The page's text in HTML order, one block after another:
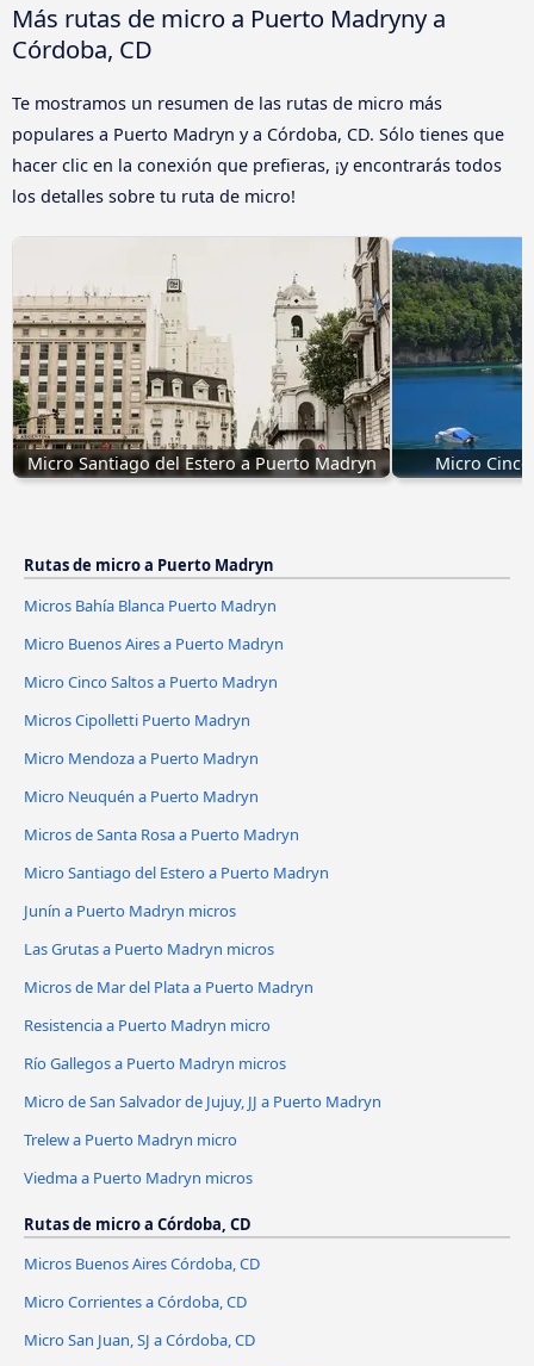
Más rutas de micro a Puerto Madryny a
Córdoba, CD
Te mostramos un resumen de las rutas de micro más
populares a Puerto Madryn y a Córdoba, CD. Sólo tienes que
hacer clic en la conexión que prefieras, ¡y encontrarás todos
los detalles sobre tu ruta de micro!
Micro Santiago del Estero a Puerto Madryn Micro
Rutas de micro a Puerto Madryn
Micros Bahía Blanca Puerto Madryn
Micro Buenos Aires a Puerto Madryn
Micro Cinco Saltos a Puerto Madryn
Micros Cipolletti Puerto Madryn
Micro Mendoza a Puerto Madryn
Micro Neuquén a Puerto Madryn
Micros de Santa Rosa a Puerto Madryn
Micro Santiago del Estero a Puerto Madryn
Junín a Puerto Madryn micros
Las Grutas a Puerto Madryn micros
Micros de Mar del Plata a Puerto Madryn
Resistencia a Puerto Madryn micro
Río Gallegos a Puerto Madryn micros
Micro de San Salvador de Jujuy, JJ a Puerto Madryn
Trelew a Puerto Madryn micro
Viedma a Puerto Madryn micros
Rutas de micro a Córdoba, CD
Micros Buenos Aires Córdoba, CD
Micro Corrientes a Córdoba, CD
Micro San Juan, SJ a Córdoba, CD